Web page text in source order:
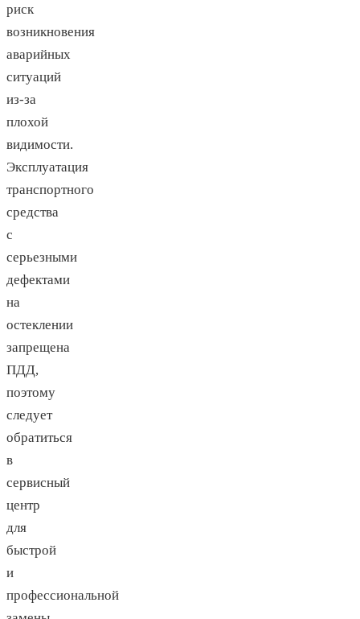
риск
возникновения
аварийных
ситуаций
из-за
плохой
видимости.
Эксплуатация
транспортного
средства
с
серьезными
дефектами
на
остеклении
запрещена
ПДД,
поэтому
следует
обратиться
в
сервисный
центр
для
быстрой
и
профессиональной